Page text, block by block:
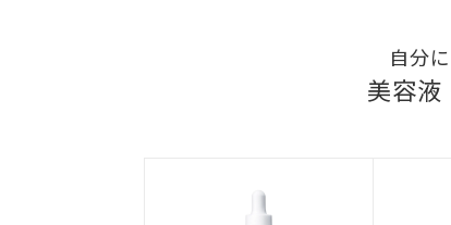
自分
美容液